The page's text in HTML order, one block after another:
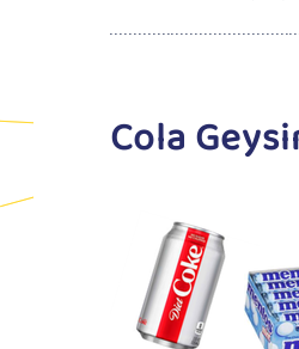
Cola